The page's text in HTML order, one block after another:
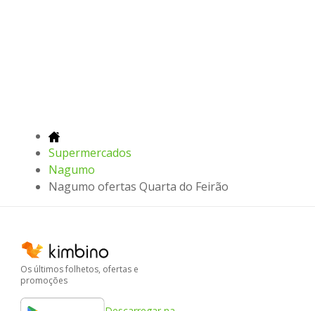
Supermercados
Nagumo
Nagumo ofertas Quarta do Feirão
Os últimos folhetos, ofertas e
promoções